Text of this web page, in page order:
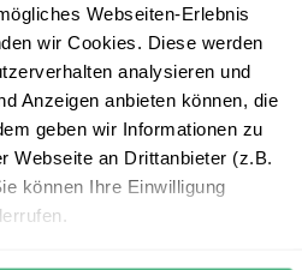
Webseiten-Erlebnis
wir Cookies. Diese werden
analysieren und
Anzeigen anbieten können, die
geben wir Informationen zu
Webseite an Drittanbieter (z.B.
können Ihre Einwilligung
Von Brisbane nach
durch Down Under
entlang der Südküste von